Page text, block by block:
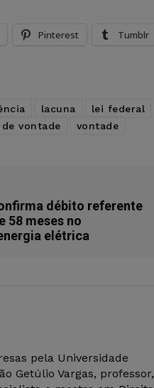
Pinterest Tumblr
lacuna
lei federal
vontade vontade
débito referente
58 meses no
elétrica
pela Universidade
Getúlio Vargas, professor,